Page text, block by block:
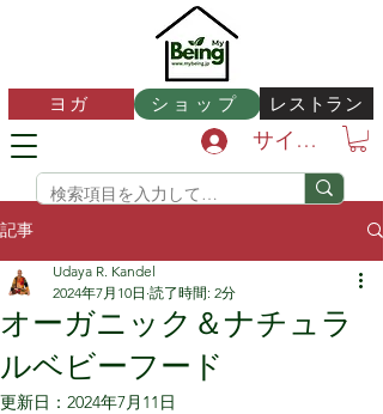
ヨガ ショップ レストラン
サインイン
記事
オーガニック＆ナチュラ
ルベビーフード
Udaya R. Kandel
2024年7月10日 読了時間: 2分
更新日： 2024年7月11日